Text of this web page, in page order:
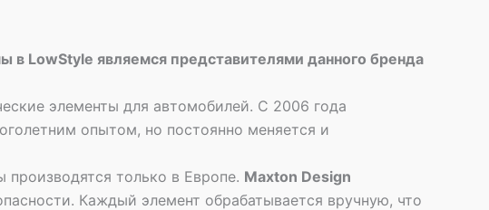
в LowStyle являемся представителями данного бренда
элементы для автомобилей. С 2006 года
опытом, но постоянно меняется и
только в Европе. Maxton Design
Каждый элемент обрабатывается вручную, что